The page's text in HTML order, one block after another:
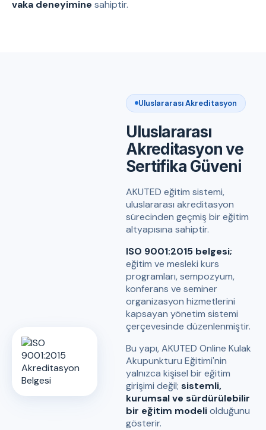
vaka deneyimine sahiptir.
Uluslararası Akreditasyon
Uluslararası
Akreditasyon ve
Sertifika Güveni
AKUTED eğitim sistemi,
uluslararası akreditasyon
sürecinden geçmiş bir eğitim
altyapısına sahiptir.
ISO 9001:2015 belgesi;
eğitim ve mesleki kurs
programları, sempozyum,
konferans ve seminer
organizasyon hizmetlerini
kapsayan yönetim sistemi
çerçevesinde düzenlenmiştir.
Bu yapı, AKUTED Online Kulak
Akupunkturu Eğitimi'nin
yalnızca kişisel bir eğitim
girişimi değil; sistemli,
kurumsal ve sürdürülebilir
bir eğitim modeliolduğunu
gösterir.